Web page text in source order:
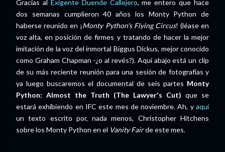
Gracias al Exigente Duende Callejero, me entero que hace
dos semanas cumplieron 40 años los Monty Python de
haberse reunido en ¡Monty Python's Flying Circus! (léase en
voz alta, en posición de firmes y tratando de hacer la mejor
imitación de la voz del inmortal Biggus Dickus, mejor conocido
como Graham Chapman -¿o al revés?). Aquí abajo está un clip
de su más reciente reunión para una sesión de fotografías y
ya luego buscaremos el documental de seis partes Monty
Python: Almost the Truth (The Lawyer's Cut) que se
estará exhibiendo en IFC este mes de noviembre. Ah, y aquí
un texto escrito por, nada menos, Christopher Hitchens
sobre los Monty Python en el Vanity Fairde este mes.